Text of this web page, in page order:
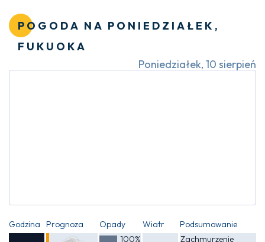
POGODA NA PONIEDZIAŁEK,
FUKUOKA
Poniedziałek, 10 sierpień
Godzina Prognoza Opady Wiatr Podsumowanie
100%
Zachmurzenie